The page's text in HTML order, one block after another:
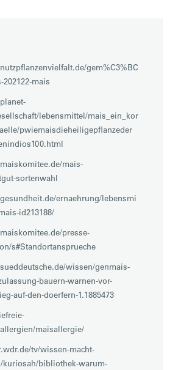
gem%C3%BC
202122-mais
lebensmittel/mais_ein_kor
pwiemaisdieheiligepflanzeder
mais-
sortenwahl
ernaehrung/lebensmi
id213188/
presse-
s#Standortansprueche
wissen/genmais-
bauern-warnen-vor-
auf-den-doerfern-1.1885473
maisallergie/
tv/wissen-macht-
kuriosah/bibliothek-warum-